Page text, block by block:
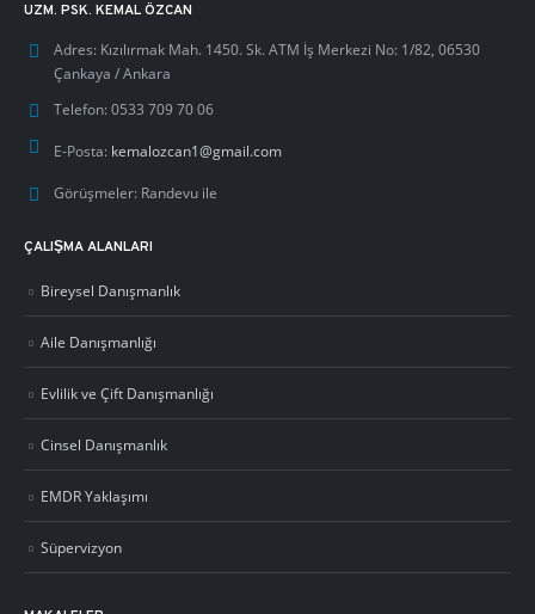
UZM. PSK. KEMAL ÖZCAN
Adres: Kızılırmak Mah. 1450. Sk. ATM İş Merkezi No: 1/82, 06530
Çankaya / Ankara
Telefon: 0533 709 70 06
E-Posta: kemalozcan1@gmail.com
Görüşmeler: Randevu ile
ÇALIŞMA ALANLARI
Bireysel Danışmanlık
Aile Danışmanlığı
Evlilik ve Çift Danışmanlığı
Cinsel Danışmanlık
EMDR Yaklaşımı
Süpervizyon